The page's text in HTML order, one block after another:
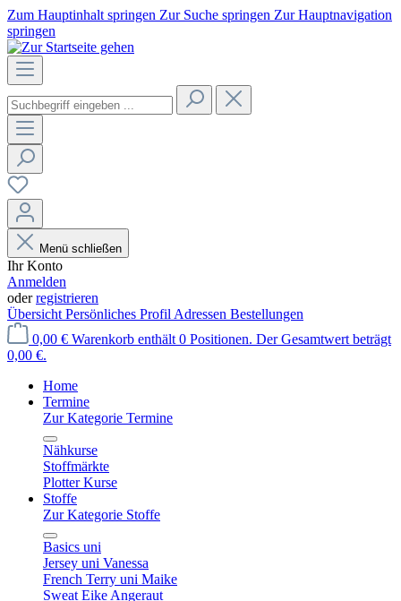
Zum Hauptinhalt springen Zur Suche springen Zur Hauptnavigation
springen
Menü schließen
Ihr Konto
Anmelden
oderregistrieren
Übersicht Persönliches Profil Adressen Bestellungen
0,00 € Warenkorb enthält 0 Positionen. Der Gesamtwert beträgt
0,00 €.
Home
Termine
Zur Kategorie Termine
Nähkurse
Stoffmärkte
Plotter Kurse
Stoffe
Zur Kategorie Stoffe
Basics uni
Jersey uni Vanessa
French Terry uni Maike
Sweat Eike Angeraut